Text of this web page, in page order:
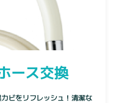
ース交換
ビをリフレッシュ！清潔な